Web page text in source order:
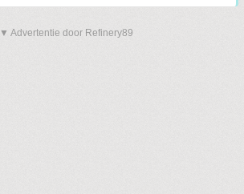
▼ Advertentie door Refinery89